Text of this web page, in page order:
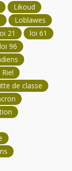
Likoud
Loblawes
21
loi 61
loi 96
de classe